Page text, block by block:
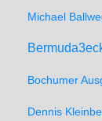
Michael
Bochumer
Dennis